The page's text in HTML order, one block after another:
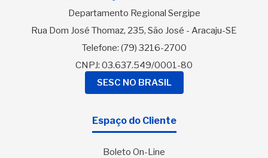
Departamento Regional Sergipe
Rua Dom José Thomaz, 235, São José - Aracaju-SE
Telefone: (79) 3216-2700
CNPJ: 03.637.549/0001-80
SESC NO BRASIL
Espaço do Cliente
Boleto On-Line